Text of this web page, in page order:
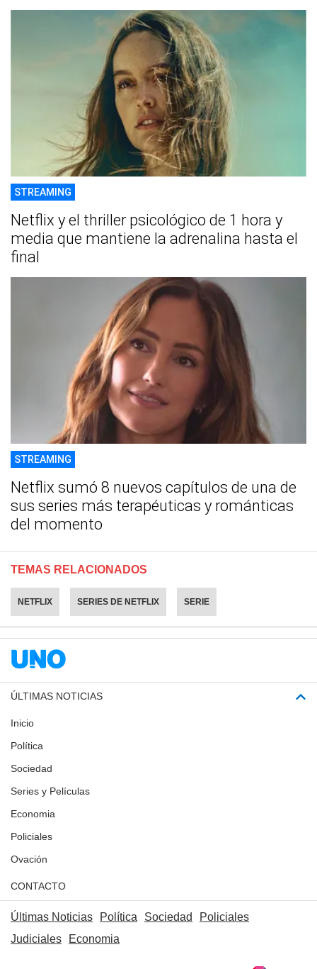
STREAMING
Netflix y el thriller psicológico de 1 hora y
media que mantiene la adrenalina hasta el
final
STREAMING
Netflix sumó 8 nuevos capítulos de una de
sus series más terapéuticas y románticas
del momento
TEMAS RELACIONADOS
NETFLIX SERIES DE NETFLIX SERIE
ÚLTIMAS NOTICIAS
Inicio
Política
Sociedad
Series y Películas
Economia
Policiales
Ovación
CONTACTO
Últimas Noticias Política Sociedad
Policiales
Judiciales
Economia